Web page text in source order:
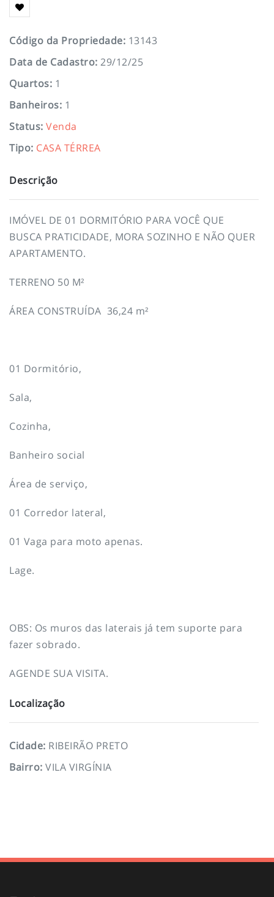
Código da Propriedade: 13143
Data de Cadastro: 29/12/25
Quartos: 1
Banheiros: 1
Status: Venda
Tipo: CASA TÉRREA
Descrição
IMÓVEL DE 01 DORMITÓRIO PARA VOCÊ QUE
BUSCA PRATICIDADE, MORA SOZINHO E NÃO QUER
APARTAMENTO.
TERRENO 50 M²
ÁREA CONSTRUÍDA 36,24 m²
01 Dormitório,
Sala,
Cozinha,
Banheiro social
Área de serviço,
01 Corredor lateral,
01 Vaga para moto apenas.
Lage.
OBS: Os muros das laterais já tem suporte para
fazer sobrado.
AGENDE SUA VISITA.
Localização
Cidade: RIBEIRÃO PRETO
Bairro: VILA VIRGÍNIA